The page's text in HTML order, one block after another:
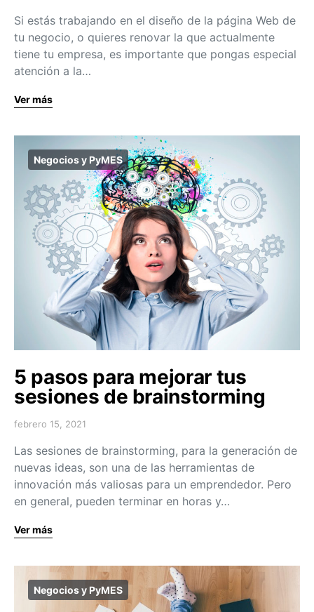
Si estás trabajando en el diseño de la página Web de
tu negocio, o quieres renovar la que actualmente
tiene tu empresa, es importante que pongas especial
atención a la…
Ver más
Negocios y PyMES
5 pasos para mejorar tus
sesiones de brainstorming
febrero 15, 2021
Las sesiones de brainstorming, para la generación de
nuevas ideas, son una de las herramientas de
innovación más valiosas para un emprendedor. Pero
en general, pueden terminar en horas y…
Ver más
Negocios y PyMES